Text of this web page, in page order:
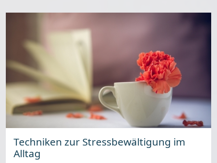
Techniken zur Stressbewältigung im
Alltag